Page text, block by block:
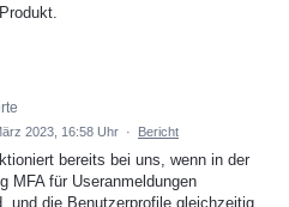
2023, 16:58 Uhr · Bericht
bereits bei uns, wenn in der
MFA für Useranmeldungen
und die Benutzerprofile gleichzeitig